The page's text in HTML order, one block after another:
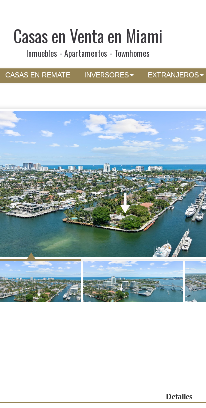
Casas en Venta en Miami
Inmuebles - Apartamentos - Townhomes
CASAS EN REMATE INVERSORES EXTRANJEROS
Detalles